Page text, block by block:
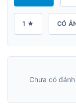
1 ★ CÓ
Chưa có